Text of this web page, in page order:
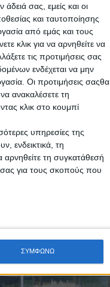
άδειά σας, εμείς και οι
και ταυτοποίησης
από εμάς και τους
κλικ για να αρνηθείτε να
τις προτιμήσεις σας
ενδέχεται να μην
Οι προτιμήσεις σαςθα
ανακαλέσετε τη
κλικ στο κουμπί
υπηρεσίες της
ενδεικτικά, τη
τη συγκατάθεσή
για τους σκοπούς που
ΣΥΜΦΩΝΩ